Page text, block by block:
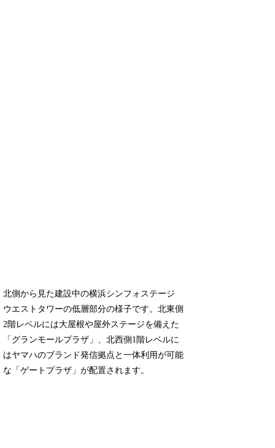
北側から見た建設中の横浜シンフォステージ
ウエストタワーの低層部分の様子です。北東側
2階レベルには大屋根や屋外ステージを備えた
「グランモールプラザ」、北西側1階レベルに
はヤマハのブランド発信拠点と一体利用が可能
な「ゲートプラザ」が配置されます。